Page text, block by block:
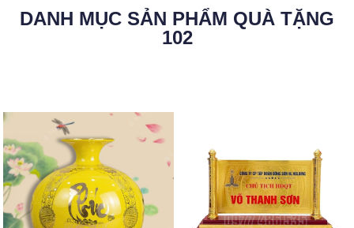
DANH MỤC SẢN PHẨM QUÀ TẶNG
102